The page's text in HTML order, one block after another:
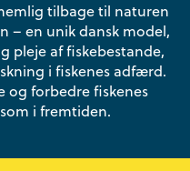
tilbage til naturen
– en unik dansk model,
pleje af fiskebestande,
i fiskenes adfærd.
og forbedre fiskenes
i fremtiden.